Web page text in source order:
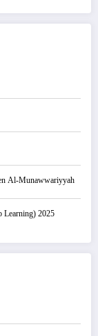
Al-Munawwariyyah
Learning) 2025